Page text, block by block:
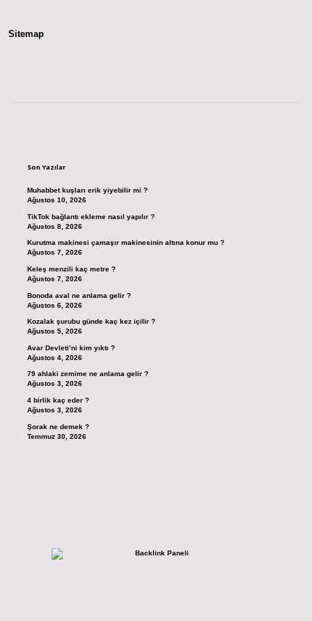
Sitemap
Son Yazılar
Muhabbet kuşları erik yiyebilir mi ?
Ağustos 10, 2026
TikTok bağlantı ekleme nasıl yapılır ?
Ağustos 8, 2026
Kurutma makinesi çamaşır makinesinin altına konur mu ?
Ağustos 7, 2026
Keleş menzili kaç metre ?
Ağustos 7, 2026
Bonoda aval ne anlama gelir ?
Ağustos 6, 2026
Kozalak şurubu günde kaç kez içilir ?
Ağustos 5, 2026
Avar Devleti’ni kim yıktı ?
Ağustos 4, 2026
79 ahlaki zemime ne anlama gelir ?
Ağustos 3, 2026
4 birlik kaç eder ?
Ağustos 3, 2026
Şorak ne demek ?
Temmuz 30, 2026